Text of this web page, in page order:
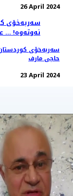
26 April 2024
سەربەخۆی
حاجی مارف
23 April 2024